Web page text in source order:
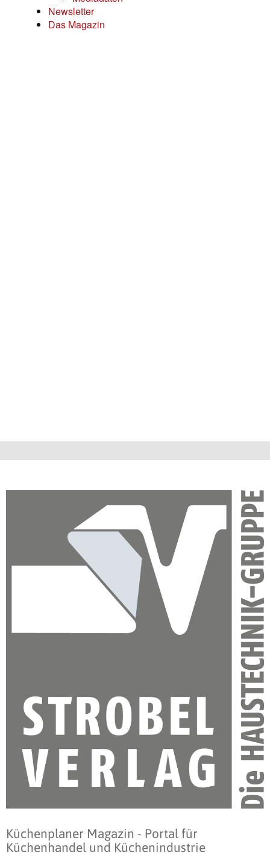
Newsletter
Das Magazin
Küchenplaner Magazin - Portal für
Küchenhandel und Küchenindustrie